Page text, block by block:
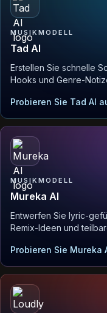
MUSIKMODELL
Tad AI
Erstellen Sie schnelle
Hooks und Genre-
Probieren Sie Tad AI
MUSIKMODELL
Mureka AI
Entwerfen Sie lyric-
Remix-Ideen und
Probieren Sie Mureka